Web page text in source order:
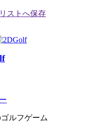
ルフゲーム